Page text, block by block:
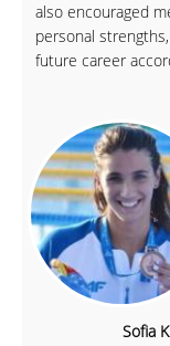
also encouraged
personal
future career
Sofia